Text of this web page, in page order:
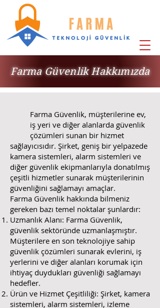
Farma Güvenlik Hakkımızda
Farma Güvenlik, müşterilerine ev,
iş yeri ve diğer alanlarda güvenlik
çözümleri sunan bir hizmet
sağlayıcısıdır. Şirket, geniş bir yelpazede
kamera sistemleri, alarm sistemleri ve
diğer güvenlik ekipmanlarıyla donatılmış
çeşitli hizmetler sunarak müşterilerinin
güvenliğini sağlamayı amaçlar.
Farma Güvenlik hakkında bilmeniz
gereken bazı temel noktalar şunlardır:
Uzmanlık Alanı: Farma Güvenlik,
güvenlik sektöründe uzmanlaşmıştır.
Müşterilere en son teknolojiye sahip
güvenlik çözümleri sunarak evlerini, iş
yerlerini ve diğer alanları korumak için
ihtiyaç duydukları güvenliği sağlamayı
hedefler.
Ürün ve Hizmet Çeşitliliği: Şirket, kamera
sistemleri, alarm sistemleri, izleme